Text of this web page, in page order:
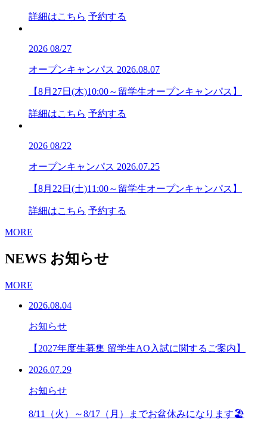
詳細はこちら 予約する
2026 08/27
オープンキャンパス 2026.08.07
【8月27日(木)10:00～留学生オープンキャンパス】
詳細はこちら 予約する
2026 08/22
オープンキャンパス 2026.07.25
【8月22日(土)11:00～留学生オープンキャンパス】
詳細はこちら 予約する
MORE
NEWS お知らせ
MORE
2026.08.04
お知らせ
【2027年度生募集 留学生AO入試に関するご案内】
2026.07.29
お知らせ
8/11（火）～8/17（月）までお盆休みになります🏖